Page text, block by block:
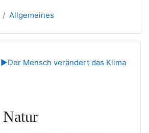
Allgemeines
▶︎Der Mensch verändert das Klima